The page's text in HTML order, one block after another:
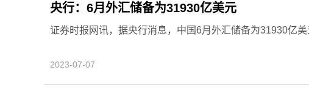
央行：6月外汇储备为31930亿美元
证券时报网讯，据央行消息，中国6月外汇储备为31930亿
2023-07-07